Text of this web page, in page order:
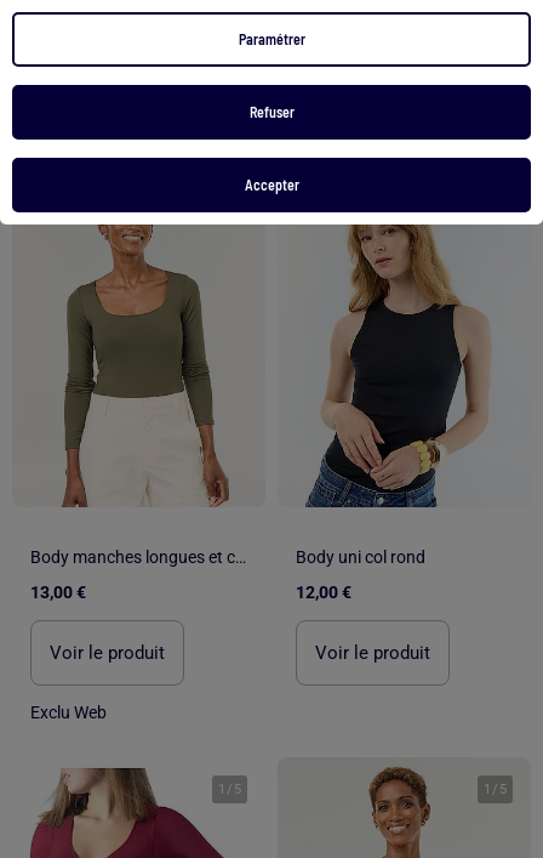
Paramétrer
Refuser
Accepter
12,00 €
Voir le produit
12,00 €
Voir le produit
Body manches longues et col rond
13,00 €
Voir le produit
Exclu Web
Body uni col rond
12,00 €
Voir le produit
1 / 5 1 / 5